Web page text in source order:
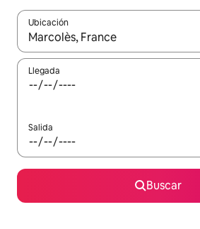
Ubicación
Cuando los resultados estén
Llegada
Salida
Buscar